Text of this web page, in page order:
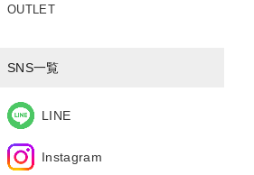
OUTLET
SNS一覧
LINE
Instagram